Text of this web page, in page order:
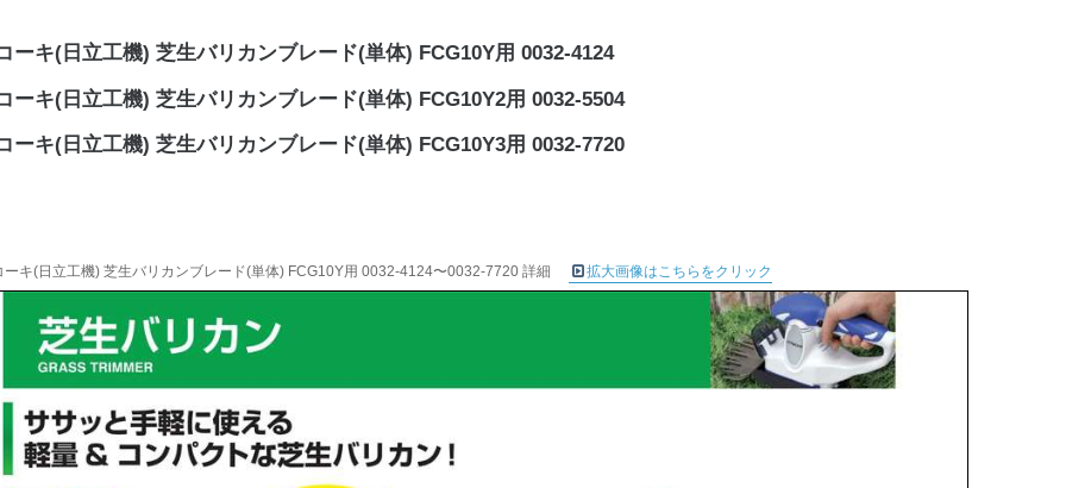
ーキ(日立工機) 芝生バリカンブレード(単体) FCG10Y用 0032-4124
ーキ(日立工機) 芝生バリカンブレード(単体) FCG10Y2用 0032-5504
ーキ(日立工機) 芝生バリカンブレード(単体) FCG10Y3用 0032-7720
ーキ(日立工機) 芝生バリカンブレード(単体) FCG10Y用 0032-4124〜0032-7720 詳細 拡大画像はこちらをクリック